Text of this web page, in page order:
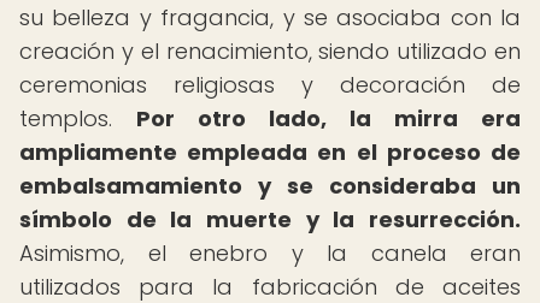
su belleza y fragancia, y se asociaba con la
creación y el renacimiento, siendo utilizado en
ceremonias religiosas y decoración de
templos. Por otro lado, la mirra era
ampliamente empleada en el proceso de
embalsamamiento y se consideraba un
símbolo de la muerte y la resurrección.
Asimismo, el enebro y la canela eran
utilizados para la fabricación de aceites